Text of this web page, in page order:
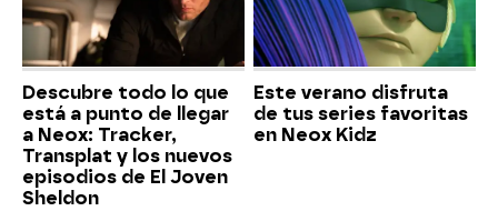
Descubre todo lo que
está a punto de llegar
a Neox: Tracker,
Transplat y los nuevos
episodios de El Joven
Sheldon
Este verano disfruta
de tus series favoritas
en Neox Kidz